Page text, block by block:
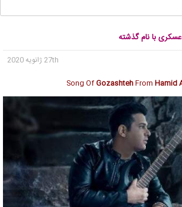
با نام گذشته
27th ژانویه 2020
Song OfGozashtehFrom Hamid